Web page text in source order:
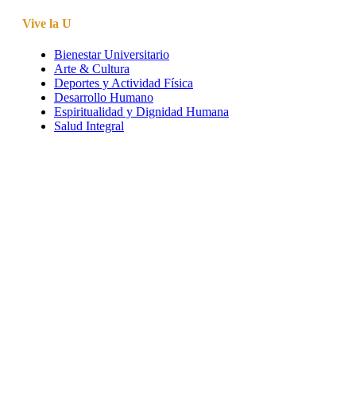
Vive la U
Bienestar Universitario
Arte & Cultura
Deportes y Actividad Física
Desarrollo Humano
Espiritualidad y Dignidad Humana
Salud Integral